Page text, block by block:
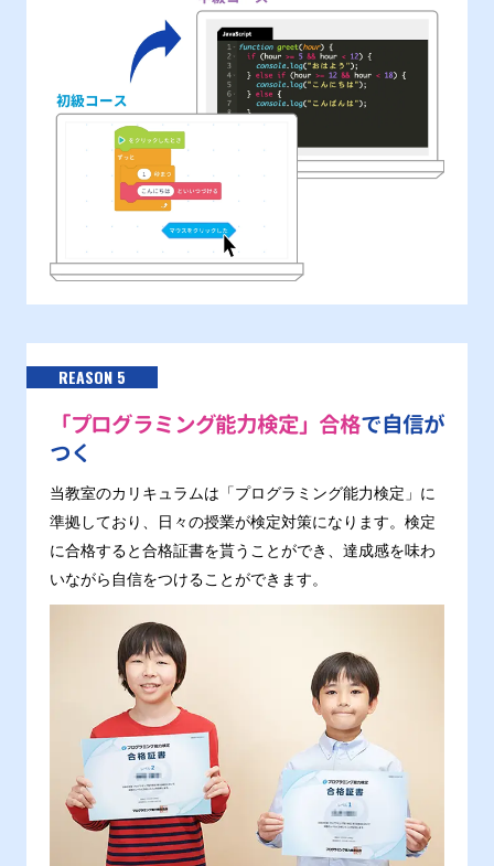
REASON 5
「プログラミング能力検定」合格で自信が
つく
当教室のカリキュラムは「プログラミング能力検定」に
準拠しており、日々の授業が検定対策になります。検定
に合格すると合格証書を貰うことができ、達成感を味わ
いながら自信をつけることができます。